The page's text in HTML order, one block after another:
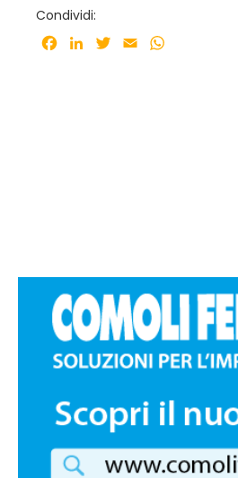
Condividi:
Facebook
LinkedInTwitter
Email